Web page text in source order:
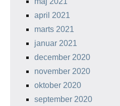
april 2021
marts 2021
januar 2021
december 2020
november 2020
oktober 2020
september 2020